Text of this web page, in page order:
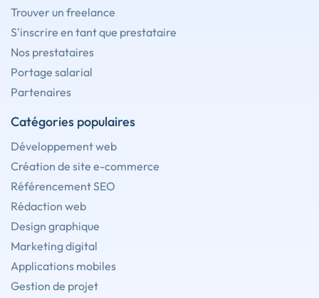
Trouver un freelance
S'inscrire en tant que prestataire
Nos prestataires
Portage salarial
Partenaires
Catégories populaires
Développement web
Création de site e-commerce
Référencement SEO
Rédaction web
Design graphique
Marketing digital
Applications mobiles
Gestion de projet